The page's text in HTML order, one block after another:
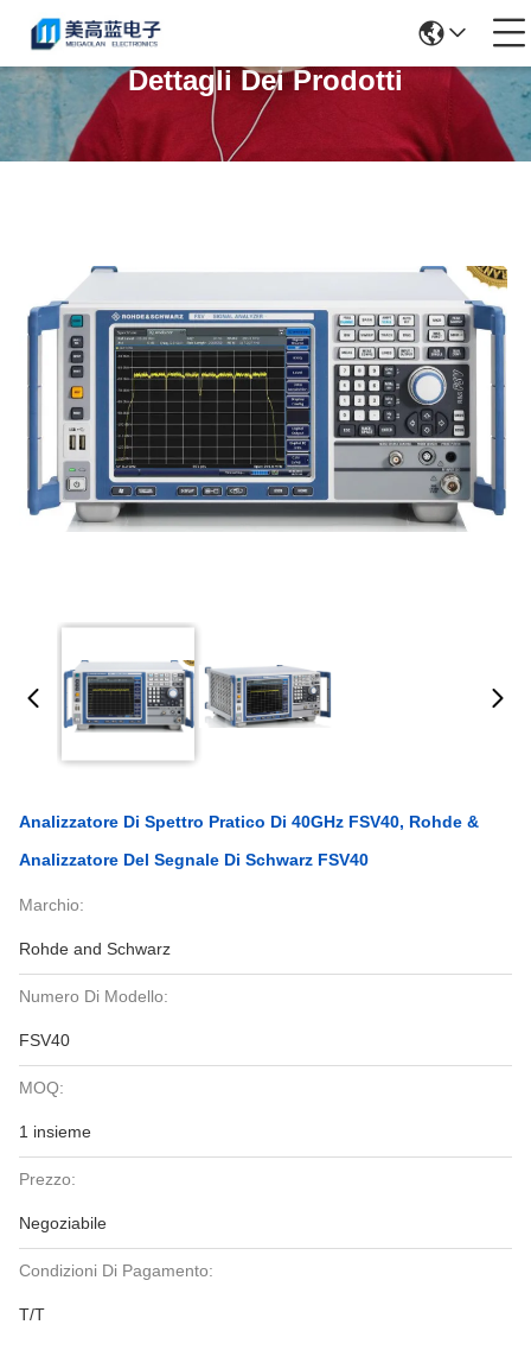
Dettagli Dei Prodotti
Analizzatore Di Spettro Pratico Di 40GHz FSV40, Rohde &
Analizzatore Del Segnale Di Schwarz FSV40
Marchio:
Rohde and Schwarz
Numero Di Modello:
FSV40
MOQ:
1 insieme
Prezzo:
Negoziabile
Condizioni Di Pagamento:
T/T